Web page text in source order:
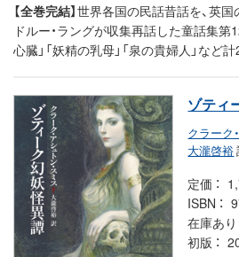
【全巻完結】世界各国の民話昔話を、英
ドルー・ラングが収集再話した童話集第
心臓」「妖精の乳母」「泉の貴婦人」など計
ゾティ
クラーク
大瀧啓裕
定価
ISBN
在庫あり
初版